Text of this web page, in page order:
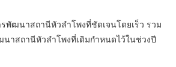
พัฒนาสถานีหัวลำโพงที่ชัดเจนโดยเร็ว รวม
นาสถานีหัวลำโพงที่เดิมกำหนดไว้ในช่วงปี